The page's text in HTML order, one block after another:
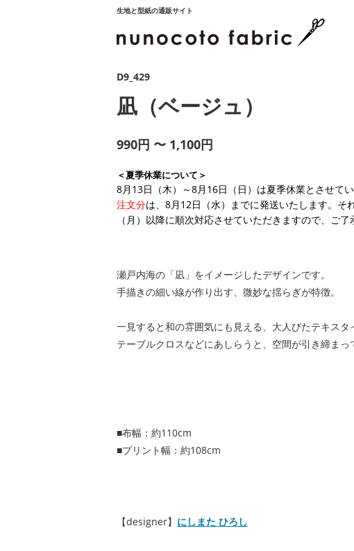
生地と型紙の通販サイト
D9_429
凪（ベージュ）
990円 〜 1,100円
＜夏季休業について＞
8月13日（木）～8月16日（日）は夏季休業とさせてい
注文分は、8月12日（水）までに発送いたします。そ
（月）以降に順次対応させていただきますので、ご了
瀬戸内海の「凪」をイメージしたデザインです。
手描きの細い線が作り出す、微妙な揺らぎが特徴。
一見すると和の雰囲気にも見える、大人びたテキスタ
テーブルクロスなどにあしらうと、空間が引き締まっ
■布幅：約110cm
■プリント幅：約108cm
【designer】 にしまた ひろし